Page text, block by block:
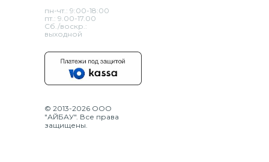
пн-чт.: 9:00-18:00
пт.: 9.00-17.00
Сб./воскр.:
выходной
© 2013-2026 ООО
"АЙБАУ". Все права
защищены.